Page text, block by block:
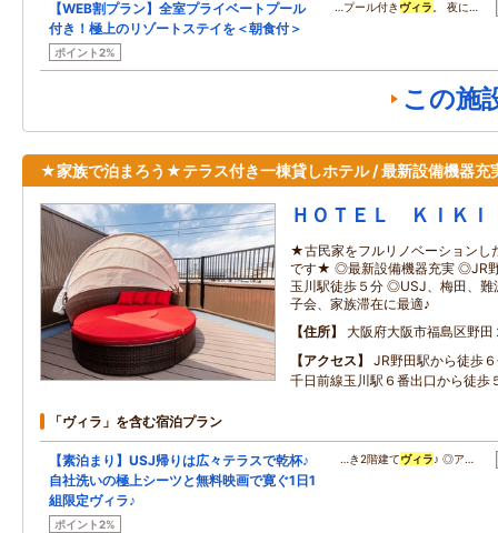
【WEB割プラン】全室プライベートプール
付き！極上のリゾートステイを＜朝食付＞
ポイント2%
…プール付き ヴィラ 。 夜に…
この施
★家族で泊まろう★テラス付き一棟貸しホテル / 最新設備機器充
ＨＯＴＥＬ ＫＩＫＩ
★古民家をフルリノベーションし
です★ ◎最新設備機器充実 ◎JR
玉川駅徒歩５分 ◎USJ、梅田、
子会、家族滞在に最適♪
住所
大阪府大阪市福島区野
アクセス
JR野田駅から徒歩
千日前線玉川駅６番出口から徒歩
「ヴィラ」を含む宿泊プラン
【素泊まり】USJ帰りは広々テラスで乾杯♪
自社洗いの極上シーツと無料映画で寛ぐ1日1
組限定ヴィラ♪
ポイント2%
…き2階建てヴィラ ♪ ◎ア…